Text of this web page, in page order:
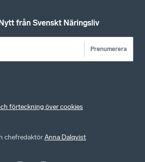
från Svenskt Näringsliv
Prenumerera
förteckning över cookies
chefredaktörAnna Dalqvist